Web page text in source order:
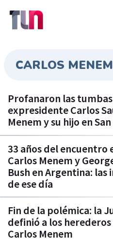
CARLOS MENEM
Profanaron las
expresidente Carlos
Menem y su hijo en
33 años del encuentro
Carlos Menem y
Bush en Argentina: las
de ese día
Fin de la polémica: la
definió a los
Carlos Menem